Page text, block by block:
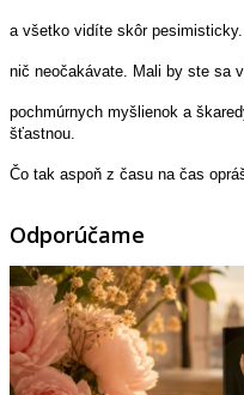
a všetko vidíte skôr
nič neočakávate. Mali by ste sa
pochmúrnych myšlienok a
šťastnou.
Čo tak aspoň z času na čas
Odporúčame